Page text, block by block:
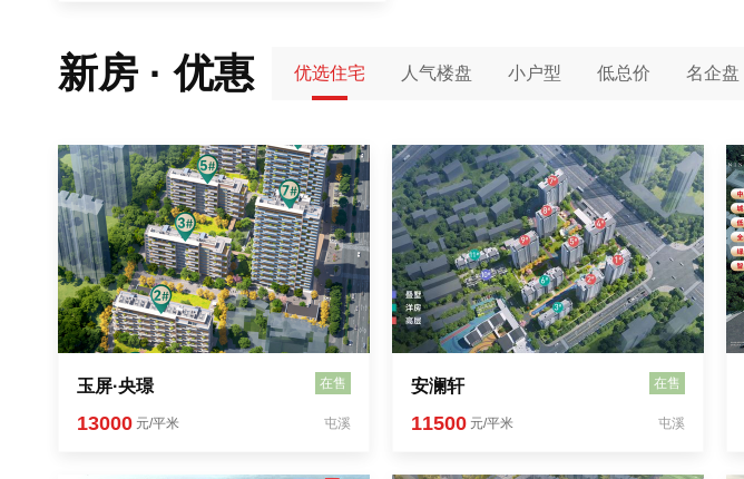
新房 · 优惠 优选住宅 人气楼盘 小户型 低总价 名企盘
玉屏·央璟 在售
13000 元/平米 屯溪
安澜轩 在售
11500 元/平米 屯溪